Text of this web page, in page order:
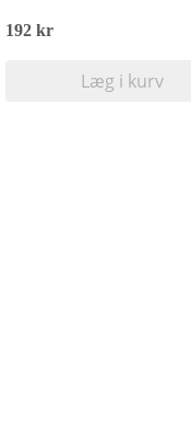
192 kr
Læg i kurv